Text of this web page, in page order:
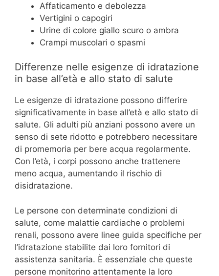
Affaticamento e debolezza
Vertigini o capogiri
Urine di colore giallo scuro o ambra
Crampi muscolari o spasmi
Differenze nelle esigenze di idratazione
in base all’età e allo stato di salute
Le esigenze di idratazione possono differire
significativamente in base all’età e allo stato di
salute. Gli adulti più anziani possono avere un
senso di sete ridotto e potrebbero necessitare
di promemoria per bere acqua regolarmente.
Con l’età, i corpi possono anche trattenere
meno acqua, aumentando il rischio di
disidratazione.
Le persone con determinate condizioni di
salute, come malattie cardiache o problemi
renali, possono avere linee guida specifiche per
l’idratazione stabilite dai loro fornitori di
assistenza sanitaria. È essenziale che queste
persone monitorino attentamente la loro